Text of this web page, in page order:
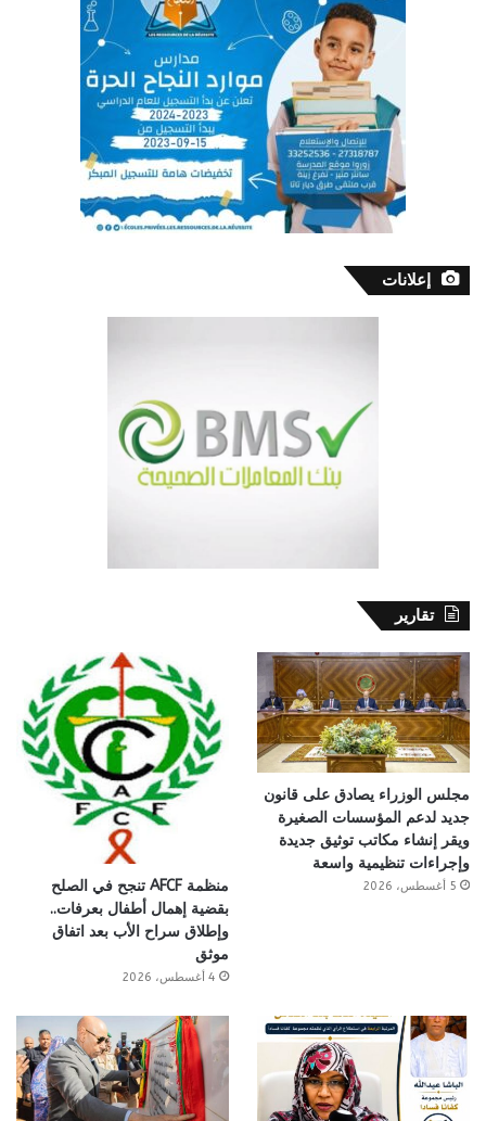
إعلانات
تقارير
مجلس الوزراء يصادق على قانون
جديد لدعم المؤسسات الصغيرة
ويقر إنشاء مكاتب توثيق جديدة
وإجراءات تنظيمية واسعة
5 أغسطس، 2026
منظمة AFCF تنجح في الصلح
بقضية إهمال أطفال بعرفات..
وإطلاق سراح الأب بعد اتفاق
موثق
4 أغسطس، 2026